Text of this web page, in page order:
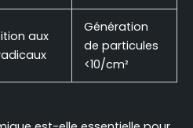
aux
Génération
de particules
<10/cm²